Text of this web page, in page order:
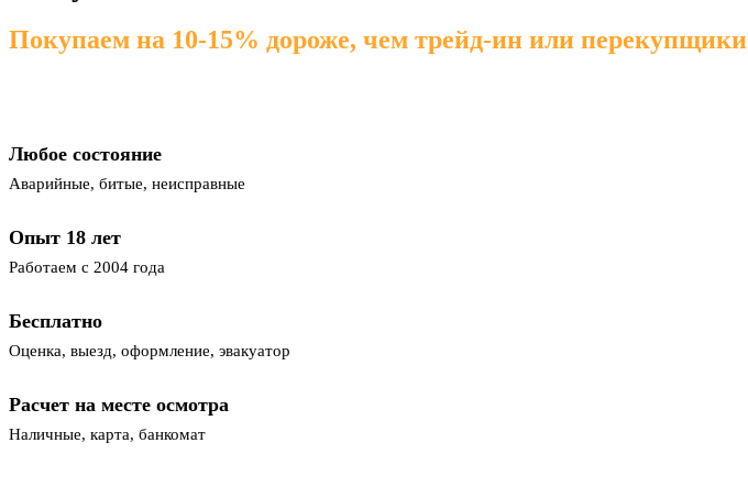
Покупаем на 10-15% дороже, чем трейд-ин или перекупщики
Любое состояние
Аварийные, битые, неисправные
Опыт 18 лет
Работаем с 2004 года
Бесплатно
Оценка, выезд, оформление, эвакуатор
Расчет на месте осмотра
Наличные, карта, банкомат